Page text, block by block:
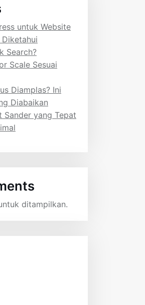
untuk Website
Diketahui
Search?
Scale Sesuai
Diamplas? Ini
Diabaikan
Sander yang Tepat
ditampilkan.